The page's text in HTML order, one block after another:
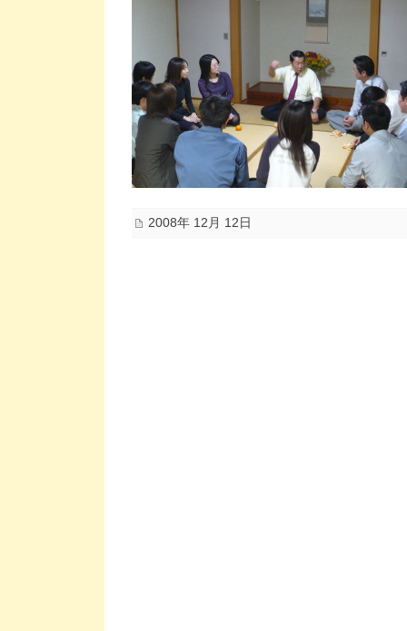
2008年 12月 12日